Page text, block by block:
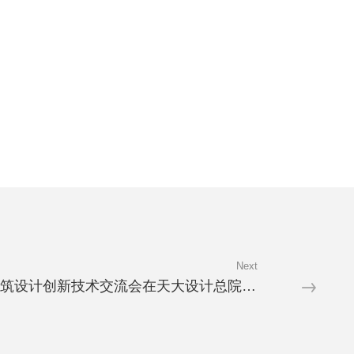
Next
第六届医院养老建筑设计创新技术交流会在天大设计总院成功举办